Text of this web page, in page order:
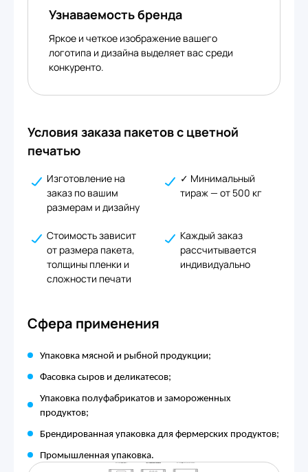
Узнаваемость бренда
Яркое и четкое изображение вашего
логотипа и дизайна выделяет вас среди
конкуренто.
Условия заказа пакетов с цветной
печатью
Изготовление на
заказ по вашим
размерам и дизайну
✓ Минимальный
тираж — от 500 кг
Стоимость зависит
от размера пакета,
толщины пленки и
сложности печати
Каждый заказ
рассчитывается
индивидуально
Сфера применения
Упаковка мясной и рыбной продукции;
Фасовка сыров и деликатесов;
Упаковка полуфабрикатов и замороженных
продуктов;
Брендированная упаковка для фермерских продуктов;
Промышленная упаковка.